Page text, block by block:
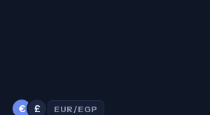
€ £ EUR/EGP